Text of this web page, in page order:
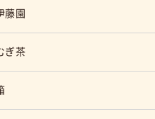
藤園
ぎ茶